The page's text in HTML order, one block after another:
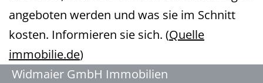
angeboten werden und was sie im Schnitt
kosten. Informieren sie sich. (Quelle
immobilie.de)
Widmaier GmbH Immobilien